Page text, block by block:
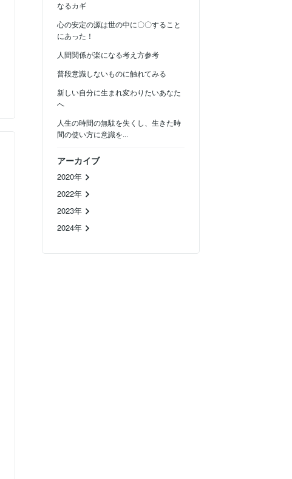
なるカギ
心の安定の源は世の中に〇〇すること
にあった！
人間関係が楽になる考え方参考
普段意識しないものに触れてみる
新しい自分に生まれ変わりたいあなた
へ
人生の時間の無駄を失くし、生きた時
間の使い方に意識を...
アーカイブ
2020年
2022年
2023年
2024年